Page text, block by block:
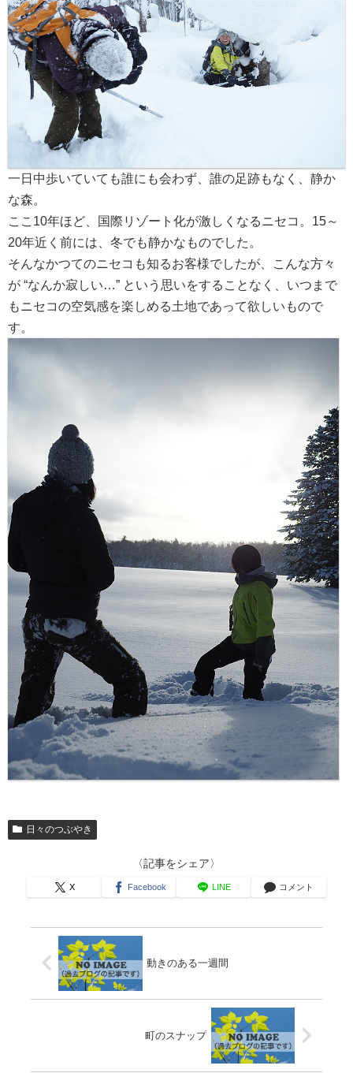
一日中歩いていても誰にも会わず、誰の足跡もなく、静か
な森。
ここ10年ほど、国際リゾート化が激しくなるニセコ。15～
20年近く前には、冬でも静かなものでした。
そんなかつてのニセコも知るお客様でしたが、こんな方々
が “なんか寂しい…” という思いをすることなく、いつまで
もニセコの空気感を楽しめる土地であって欲しいもので
す。
日々のつぶやき
〈記事をシェア〉
X Facebook LINE コメント
動きのある一週間
町のスナップ